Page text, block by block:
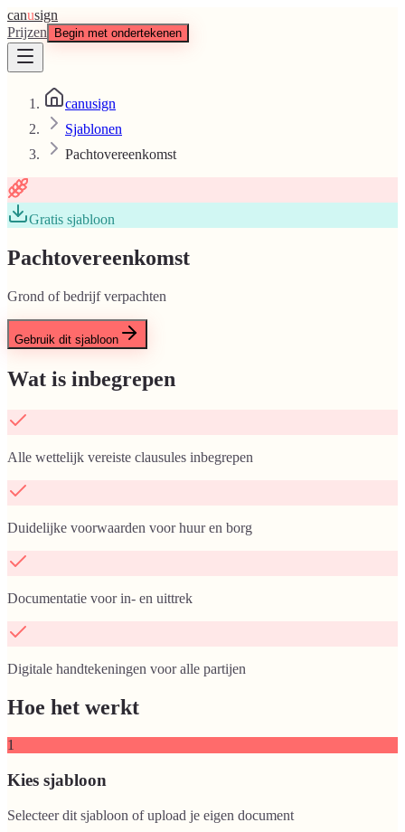
canusign
Prijzen
Begin met ondertekenen
canusign
Sjablonen
Pachtovereenkomst
Gratis sjabloon
Pachtovereenkomst
Grond of bedrijf verpachten
Gebruik dit sjabloon
Wat is inbegrepen
Alle wettelijk vereiste clausules inbegrepen
Duidelijke voorwaarden voor huur en borg
Documentatie voor in- en uittrek
Digitale handtekeningen voor alle partijen
Hoe het werkt
1
Kies sjabloon
Selecteer dit sjabloon of upload je eigen document